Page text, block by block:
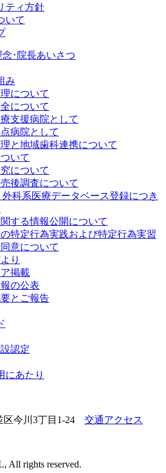
ティ方針
いて
･院長あいさつ
み
について
について
支援病院として
病院として
と地域歯科連携について
いて
について
後調査について
科系医療データベース登録につき
する情報公開について
特定行為実践および特定行為実習
意について
り
掲載
の公表
とご報告
認定
にあたり
区今川3丁目1-24 交通アクセス
All rights reserved.